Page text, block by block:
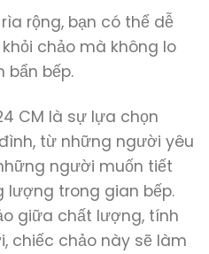
rộng, bạn có thể dễ
chảo mà không lo
bẩn bếp.
24 CM là sự lựa chọn
từ những người yêu
người muốn tiết
lượng trong gian bếp.
giữa chất lượng, tính
chiếc chảo này sẽ làm